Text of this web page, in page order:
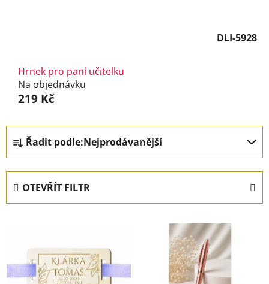
DLI-5928
Hrnek pro paní učitelku
Na objednávku
219 Kč
Ř
a
z
e
n
d
Řadit podle:Nejprodávanější
OTEVŘÍT FILTR
i